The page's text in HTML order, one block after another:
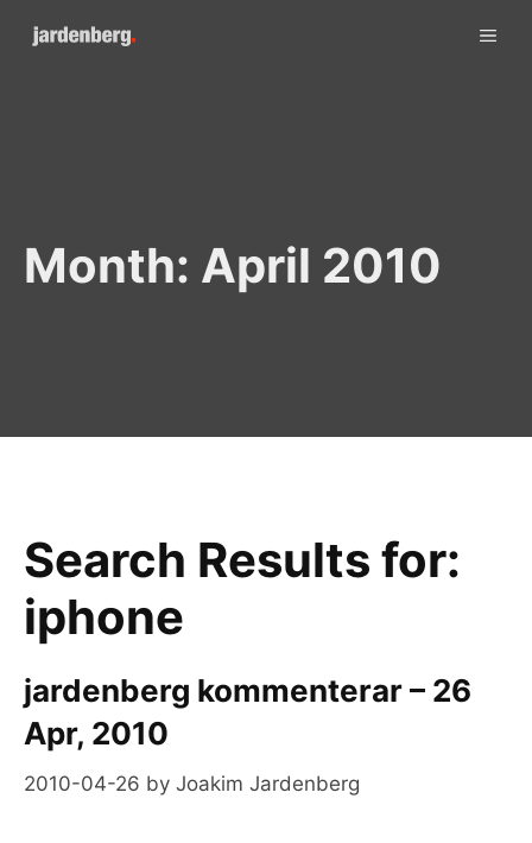
Month: April 2010
Search Results for:
iphone
jardenberg kommenterar – 26
Apr, 2010
2010-04-26 by Joakim Jardenberg